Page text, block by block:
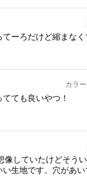
ーろだけど縮まな
カラ
ても良いやつ！
像していたけどそう
い生地です。穴があ